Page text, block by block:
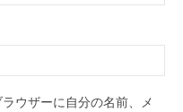
ウザーに自分の名前、メ